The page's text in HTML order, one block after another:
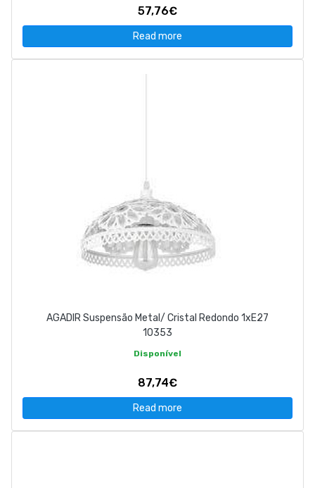
57,76€
Read more
AGADIR Suspensão Metal/ Cristal Redondo 1xE27
10353
Disponível
87,74€
Read more